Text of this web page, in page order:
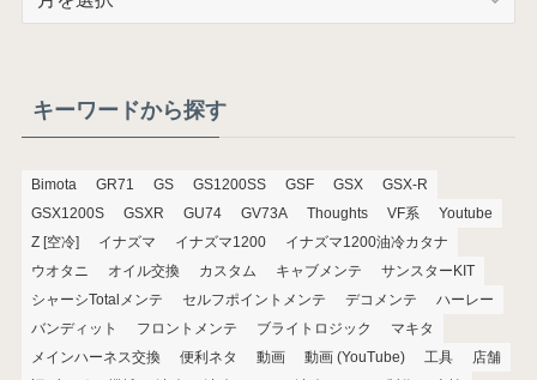
ブキーワードから探す
Bimota GR71 GS GS1200SS GSF GSX
GSX-R
GSX1200S
GSXR GU74 GV73A Thoughts VF系
Youtube
Z [空冷]
イナズマ イナズマ1200
イナズマ1200油冷カタナ
ウオタニ
オイル交換 カスタム キャブメンテ
サンスターKIT
シャーシTotalメンテ
セルフポイントメンテ デコメンテ
ハーレー
バンディット
フロントメンテ ブライトロジック
マキタ
メインハーネス交換
便利ネタ 動画 動画 (YouTube) 工具
店舗